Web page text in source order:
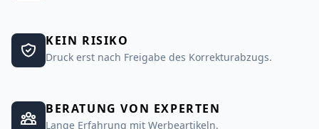
KEIN RISIKO
Druck erst nach Freigabe des Korrekturabzugs.
BERATUNG VON EXPERTEN
Lange Erfahrung mit Werbeartikeln.